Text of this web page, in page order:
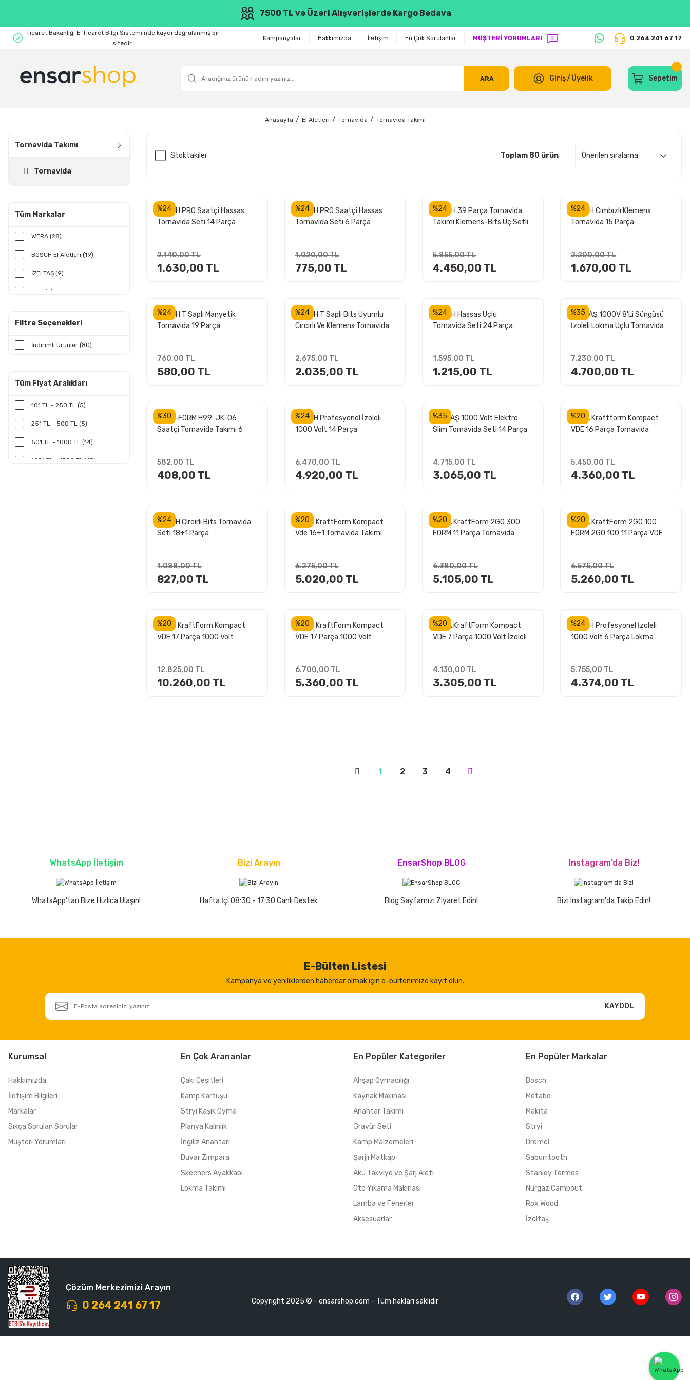
7500 TL ve Üzeri Alışverişlerde Kargo Bedava
Ticaret Bakanlığı E-Ticaret Bilgi Sistemi'nde kaydı doğrulanmış bir
sitedir.
Kampanyalar Hakkımızda İletişim En Çok Sorulanlar MÜŞTERİ YORUMLARI 0 264 241 67 17
ARA Giriş/Üyelik Sepetim
Anasayfa El Aletleri Tornavida Tornavida Takımı
Tornavida Takımı
Tornavida
Tüm Markalar
WERA (28)
BOSCH El Aletleri (19)
İZELTAŞ (9)
ROX (5)
CETA-FORM (3)
NEXON X (3)
NEXON (2)
ROX Wood (2)
PROXXON (1)
Filtre Seçenekleri
İndirimli Ürünler (80)
Tüm Fiyat Aralıkları
101 TL - 250 TL (5)
251 TL - 500 TL (5)
501 TL - 1000 TL (14)
1001 TL - 1500 TL (13)
Stoktakiler Toplam 80 ürün
%24
BOSCH PRO Saatçi Hassas
Tornavida Seti 14 Parça
2.140,00 TL
1.630,00 TL
%24
BOSCH PRO Saatçi Hassas
Tornavida Seti 6 Parça
1.020,00 TL
775,00 TL
%24
BOSCH 39 Parça Tornavida
Takımı Klemens-Bits Uç Setli
5.855,00 TL
4.450,00 TL
%24
BOSCH Cımbızlı Klemens
Tornavida 15 Parça
2.200,00 TL
1.670,00 TL
%24
BOSCH T Saplı Manyetik
Tornavida 19 Parça
760,00 TL
580,00 TL
%24
BOSCH T Saplı Bits Uyumlu
Cırcırlı Ve Klemens Tornavida
2.675,00 TL
2.035,00 TL
%24
BOSCH Hassas Uçlu
Tornavida Seti 24 Parça
1.595,00 TL
1.215,00 TL
%35
İZELTAŞ 1000V 8'Li Süngüsü
İzoleli Lokma Uçlu Tornavida
7.230,00 TL
4.700,00 TL
%30
CETA-FORM H99-JK-06
Saatçi Tornavida Takımı 6
582,00 TL
408,00 TL
%24
BOSCH Profesyonel İzoleli
1000 Volt 14 Parça
6.470,00 TL
4.920,00 TL
%35
İZELTAŞ 1000 Volt Elektro
Slim Tornavida Seti 14 Parça
4.715,00 TL
3.065,00 TL
%20
WERA Kraftform Kompact
VDE 16 Parça Tornavida
5.450,00 TL
4.360,00 TL
%24
BOSCH Cırcırlı Bits Tornavida
Seti 18+1 Parça
1.088,00 TL
827,00 TL
%20
WERA KraftForm Kompact
Vde 16+1 Tornavida Takımı
6.275,00 TL
5.020,00 TL
%20
WERA KraftForm 2GO 300
FORM 11 Parça Tornavida
6.380,00 TL
5.105,00 TL
%20
WERA KraftForm 2GO 100
FORM 2GO 100 11 Parça VDE
6.575,00 TL
5.260,00 TL
%20
WERA KraftForm Kompact
VDE 17 Parça 1000 Volt
12.825,00 TL
10.260,00 TL
%20
WERA KraftForm Kompact
VDE 17 Parça 1000 Volt
6.700,00 TL
5.360,00 TL
%20
WERA KraftForm Kompact
VDE 7 Parça 1000 Volt İzoleli
4.130,00 TL
3.305,00 TL
%24
BOSCH Profesyonel İzoleli
1000 Volt 6 Parça Lokma
5.755,00 TL
4.374,00 TL
1 2 3 4
WhatsApp İletişim
WhatsApp'tan Bize Hızlıca Ulaşın!
Bizi Arayın
Hafta İçi 08:30 - 17:30 Canlı Destek
EnsarShop BLOG
Blog Sayfamızı Ziyaret Edin!
Instagram’da Biz!
Bizi Instagram'da Takip Edin!
E-Bülten Listesi
Kampanya ve yeniliklerden haberdar olmak için e-bültenimize kayıt olun.
KAYDOL
Kurumsal
Hakkımızda
İletişim Bilgileri
Markalar
Sıkça Sorulan Sorular
Müşteri Yorumları
En Çok Arananlar
Çakı Çeşitleri
Kamp Kartuşu
Stryi Kaşık Oyma
Planya Kalınlık
İngiliz Anahtarı
Duvar Zımpara
Skechers Ayakkabı
Lokma Takımı
En Popüler Kategoriler
Ahşap Oymacılığı
Kaynak Makinası
Anahtar Takımı
Gravür Seti
Kamp Malzemeleri
Şarjlı Matkap
Akü Takviye ve Şarj Aleti
Oto Yıkama Makinası
Lamba ve Fenerler
Aksesuarlar
En Popüler Markalar
Bosch
Metabo
Makita
Stryi
Dremel
Saburrtooth
Stanley Termos
Nurgaz Campout
Rox Wood
İzeltaş
Çözüm Merkezimizi Arayın
0 264 241 67 17 Copyright 2025 © - ensarshop.com - Tüm hakları saklıdır